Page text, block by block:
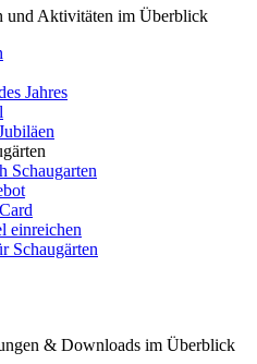
und Aktivitäten im Überblick
Jahres
Schaugarten
einreichen
Schaugärten
& Downloads im Überblick